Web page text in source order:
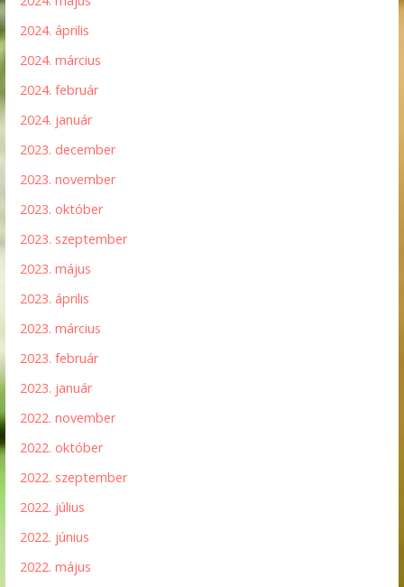
2024. április
2024. március
2024. február
2024. január
2023. december
2023. november
2023. október
2023. szeptember
2023. május
2023. április
2023. március
2023. február
2023. január
2022. november
2022. október
2022. szeptember
2022. július
2022. június
2022. május